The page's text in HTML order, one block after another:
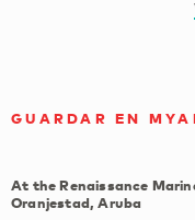
GUARDAR EN
At the Renaissance
Oranjestad, Aruba